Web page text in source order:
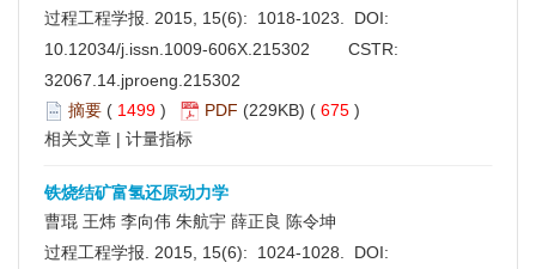
过程工程学报. 2015, 15(6): 1018-1023. DOI:
10.12034/j.issn.1009-606X.215302
CSTR:
32067.14.jproeng.215302
摘要 ( 1499 ) PDF (229KB) ( 675 )
相关文章 | 计量指标
铁烧结矿富氢还原动力学
曹琨 王炜 李向伟 朱航宇 薛正良 陈令坤
过程工程学报. 2015, 15(6): 1024-1028. DOI: